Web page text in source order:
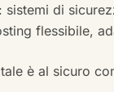
: sistemi di
flessibile,
è al sicuro